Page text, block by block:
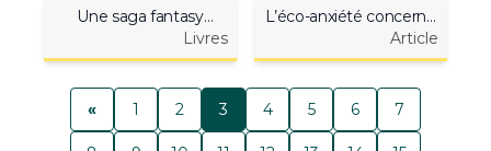
Une saga fantasy
Livres
L’éco-anxiété concerne
plus d’un·e étudiant·e
sur deux
Article
« 1 2 3 4 5 6 7